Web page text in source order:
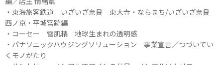
・東海旅客鉄道 いざいざ奈良 東大寺・ならまち/いざいざ奈良
西ノ京・平城宮跡編
・コーセー 雪肌精 地球生まれの透明感
・パナソニックハウジングソリューション 事業宣言／つづいてい
くモノがたり